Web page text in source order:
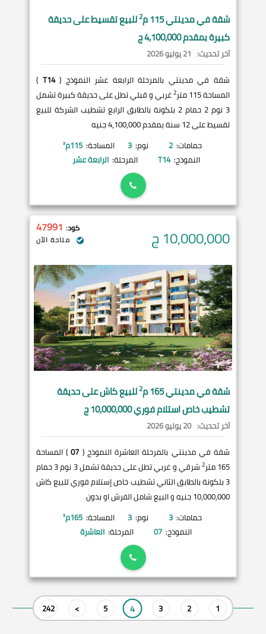
شقة فيمدينتي115 م 2للبيع تقسيط على حديقة
كبيرة بمقدم 4,100,000 ج
آخر تحديث: 21 يوليو 2026
شقة في مدينتي بالمرحلة الرابعة عشر النموذج (T14
)
المساحة 115 متر
2غربي و قبلي تطل على حديقة كبيرة تشمل
3 نوم 2 حمام 2 بلكونة بالطابق الرابع تشطيب الشركة للبيع
تقسيط على 12 سنة بمقدم 4,100,000 جنيه
حمامات: 2 نوم: 3 المساحة: 115م²
النموذج: T14 المرحلة: الرابعة عشر
10,000,000ج كود: 47991
متاحة الآن
شقة فيمدينتي165 م 2للبيع كاش على حديقة
تشطيب خاص استلام فوري 10,000,000 ج
آخر تحديث: 20 يوليو 2026
شقة في مدينتي بالمرحلة العاشرة النموذج ( 07) المساحة
165 متر
2
شرقي و غربي تطل على حديقة تشمل 3 نوم 3 حمام
3 بلكونة بالطابق الثاني تشطيب خاص إستلام فوري للبيع كاش
10,000,000 جنيه و البيع شامل الفرش او بدون
حمامات: 3 نوم: 3 المساحة: 165م²
النموذج: 07 المرحلة: العاشرة
1
2
3
4
5
>
242